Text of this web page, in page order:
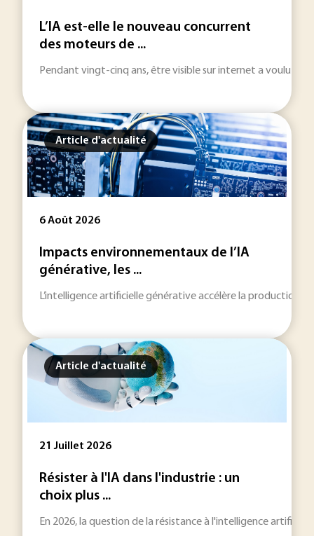
L’IA est-elle le nouveau concurrent
des moteurs de ...
Pendant vingt-cinq ans, être visible sur internet a voulu dire
Article d'actualité
6 Août 2026
Impacts environnementaux de l’IA
générative, les ...
L’intelligence artificielle générative accélère la production
Article d'actualité
21 Juillet 2026
Résister à l'IA dans l'industrie : un
choix plus ...
En 2026, la question de la résistance à l'intelligence